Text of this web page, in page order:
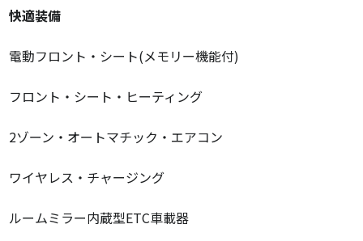
快適装備
電動フロント・シート(メモリー機能付)
フロント・シート・ヒーティング
2ゾーン・オートマチック・エアコン
ワイヤレス・チャージング
ルームミラー内蔵型ETC車載器